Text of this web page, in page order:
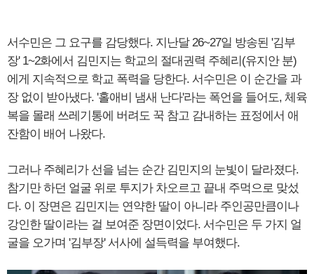
서수민은 그 요구를 감당했다. 지난달 26~27일 방송된 '김부
장' 1~2화에서 김민지는 학교의 절대권력 주혜리(유지안 분)
에게 지속적으로 학교 폭력을 당한다. 서수민은 이 순간을 과
장 없이 받아냈다. '홀애비 냄새 난다'라는 폭언을 들어도, 체육
복을 몰래 쓰레기통에 버려도 꾹 참고 감내하는 표정에서 애
잔함이 배어 나왔다.
그러나 주혜리가 선을 넘는 순간 김민지의 눈빛이 달라졌다.
참기만 하던 얼굴 위로 투지가 차오르고 끝내 주먹으로 맞섰
다. 이 장면은 김민지는 연약한 딸이 아니라 주인공만큼이나
강인한 딸이라는 걸 보여준 장면이었다. 서수민은 두 가지 얼
굴을 오가며 '김부장' 서사에 설득력을 부여했다.